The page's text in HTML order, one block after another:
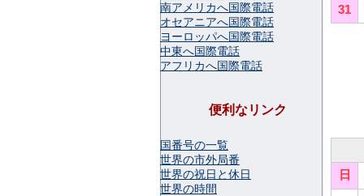
31
日
南アメリカへ国際電話
オセアニアへ国際電話
ヨーロッパへ国際電話
中東へ国際電話
アフリカへ国際電話
便利なリンク
国番号の一覧
世界の市外局番
世界の祝日と休日
世界の時間